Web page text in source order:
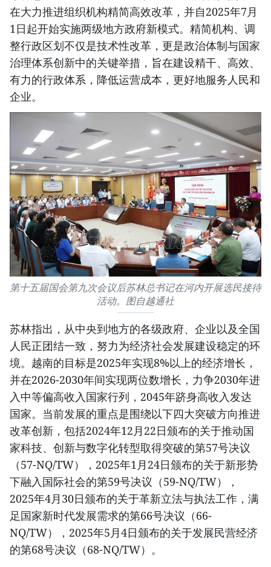
在大力推进组织机构精简高效改革，并自2025年7月
1日起开始实施两级地方政府新模式。精简机构、调
整行政区划不仅是技术性改革，更是政治体制与国家
治理体系创新中的关键举措，旨在建设精干、高效、
有力的行政体系，降低运营成本，更好地服务人民和
企业。
第十五届国会第九次会议后苏林总书记在河内开展选民接待
活动。图自越通社
苏林指出，从中央到地方的各级政府、企业以及全国
人民正团结一致，努力为经济社会发展建设稳定的环
境。越南的目标是2025年实现8%以上的经济增长，
并在2026-2030年间实现两位数增长，力争2030年进
入中等偏高收入国家行列，2045年跻身高收入发达
国家。当前发展的重点是围绕以下四大突破方向推进
改革创新，包括2024年12月22日颁布的关于推动国
家科技、创新与数字化转型取得突破的第57号决议
（57-NQ/TW），2025年1月24日颁布的关于新形势
下融入国际社会的第59号决议（59-NQ/TW），
2025年4月30日颁布的关于革新立法与执法工作，满
足国家新时代发展需求的第66号决议（66-
NQ/TW），2025年5月4日颁布的关于发展民营经济
的第68号决议（68-NQ/TW）。